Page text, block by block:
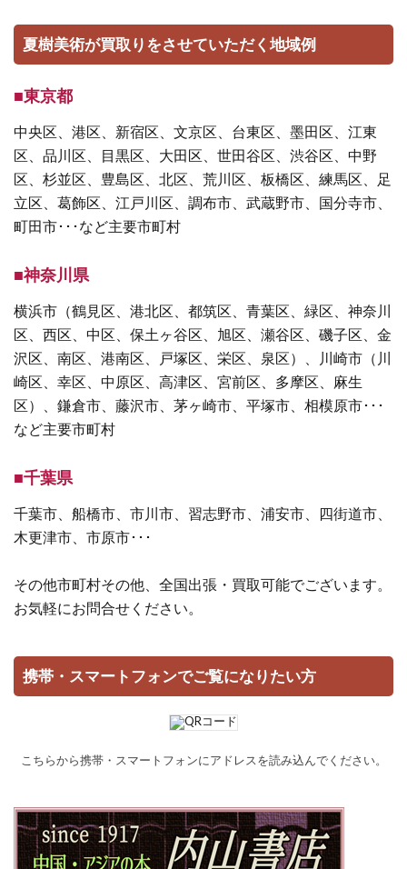
夏樹美術が買取りをさせていただく地域例
■東京都
中央区、港区、新宿区、文京区、台東区、墨田区、江東
区、品川区、目黒区、大田区、世田谷区、渋谷区、中野
区、杉並区、豊島区、北区、荒川区、板橋区、練馬区、足
立区、葛飾区、江戸川区、調布市、武蔵野市、国分寺市、
町田市･･･など主要市町村
■神奈川県
横浜市（鶴見区、港北区、都筑区、青葉区、緑区、神奈川
区、西区、中区、保土ヶ谷区、旭区、瀬谷区、磯子区、金
沢区、南区、港南区、戸塚区、栄区、泉区）、川崎市（川
崎区、幸区、中原区、高津区、宮前区、多摩区、麻生
区）、鎌倉市、藤沢市、茅ヶ崎市、平塚市、相模原市･･･
など主要市町村
■千葉県
千葉市、船橋市、市川市、習志野市、浦安市、四街道市、
木更津市、市原市･･･
その他市町村その他、全国出張・買取可能でございます。
お気軽にお問合せください。
携帯・スマートフォンでご覧になりたい方
こちらから携帯・スマートフォンにアドレスを読み込んでください。